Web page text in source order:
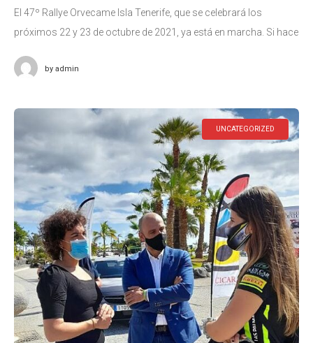
El 47º Rallye Orvecame Isla Tenerife, que se celebrará los
próximos 22 y 23 de octubre de 2021, ya está en marcha. Si hace
by admin
UNCATEGORIZED